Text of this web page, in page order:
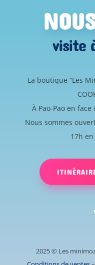
visite
La boutique “Les
À Pao-Pao en face
Nous sommes
17h
2025 © Les